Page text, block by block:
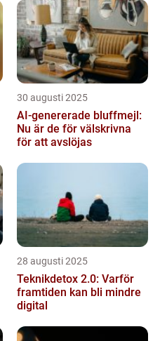
30 augusti 2025
AI-genererade bluffmejl:
Nu är de för välskrivna
för att avslöjas
28 augusti 2025
Teknikdetox 2.0: Varför
framtiden kan bli mindre
digital